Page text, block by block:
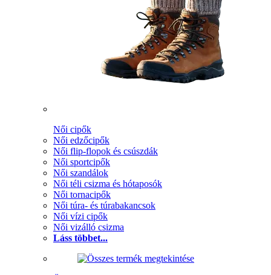
Női cipők
Női edzőcipők
Női flip-flopok és csúszdák
Női sportcipők
Női szandálok
Női téli csizma és hótaposók
Női tornacipők
Női túra- és túrabakancsok
Női vízi cipők
Női vizálló csizma
Láss többet...